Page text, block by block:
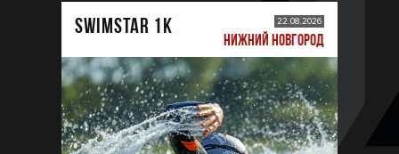
SWIMSTAR 1K 22.08.2026
НИЖНИЙ НОВГОРОД